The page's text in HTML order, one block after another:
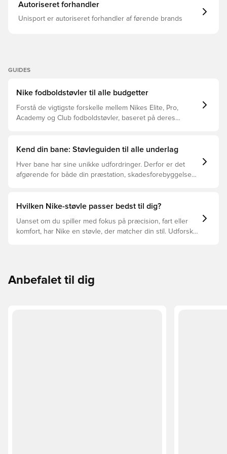
Autoriseret forhandler
Unisport er autoriseret forhandler af førende brands
GUIDES
Nike fodboldstøvler til alle budgetter
Forstå de vigtigste forskelle mellem Nikes Elite, Pro,
Academy og Club fodboldstøvler, baseret på deres
Kend din bane: Støvleguiden til alle underlag
Hver bane har sine unikke udfordringer. Derfor er det
afgørende for både din præstation, skadesforebyggelse
støvler der er det bedste valg til de forskellige typer
Hvilken Nike-støvle passer bedst til dig?
Uanset om du spiller med fokus på præcision, fart eller
komfort, har Nike en støvle, der matcher din stil. Udforsk
Anbefalet til dig